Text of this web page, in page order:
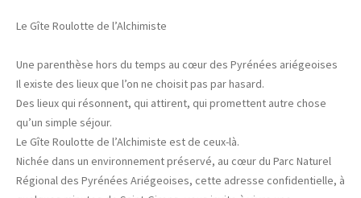
Le Gîte Roulotte de l’Alchimiste
Une parenthèse hors du temps au cœur des Pyrénées ariégeoises
Il existe des lieux que l’on ne choisit pas par hasard.
Des lieux qui résonnent, qui attirent, qui promettent autre chose
qu’un simple séjour.
Le Gîte Roulotte de l’Alchimiste est de ceux-là.
Nichée dans un environnement préservé, au cœur du Parc Naturel
Régional des Pyrénées Ariégeoises, cette adresse confidentielle, à